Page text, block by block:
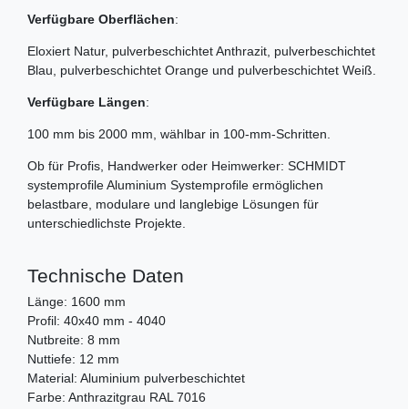
Verfügbare Oberflächen:
Eloxiert Natur, pulverbeschichtet Anthrazit, pulverbeschichtet
Blau, pulverbeschichtet Orange und pulverbeschichtet Weiß.
Verfügbare Längen:
100 mm bis 2000 mm, wählbar in 100-mm-Schritten.
Ob für Profis, Handwerker oder Heimwerker: SCHMIDT
systemprofile Aluminium Systemprofile ermöglichen
belastbare, modulare und langlebige Lösungen für
unterschiedlichste Projekte.
Technische Daten
Länge: 1600 mm
Profil: 40x40 mm - 4040
Nutbreite: 8 mm
Nuttiefe: 12 mm
Material: Aluminium pulverbeschichtet
Farbe: Anthrazitgrau RAL 7016